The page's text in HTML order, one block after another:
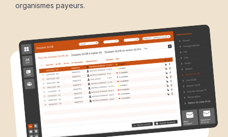
organismes payeurs.